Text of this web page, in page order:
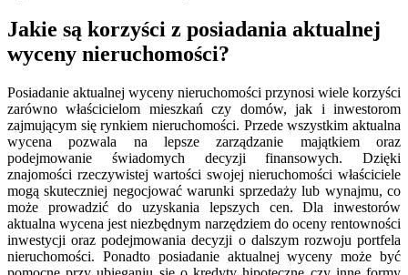
Jakie są korzyści z posiadania aktualnej
wyceny nieruchomości?
Posiadanie aktualnej wyceny nieruchomości przynosi wiele korzyści
zarówno właścicielom mieszkań czy domów, jak i inwestorom
zajmującym się rynkiem nieruchomości. Przede wszystkim aktualna
wycena pozwala na lepsze zarządzanie majątkiem oraz
podejmowanie świadomych decyzji finansowych. Dzięki
znajomości rzeczywistej wartości swojej nieruchomości właściciele
mogą skuteczniej negocjować warunki sprzedaży lub wynajmu, co
może prowadzić do uzyskania lepszych cen. Dla inwestorów
aktualna wycena jest niezbędnym narzędziem do oceny rentowności
inwestycji oraz podejmowania decyzji o dalszym rozwoju portfela
nieruchomości. Ponadto posiadanie aktualnej wyceny może być